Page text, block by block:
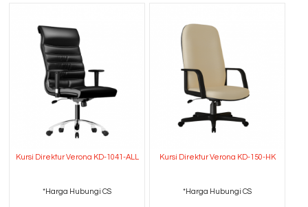
Kursi Direktur Verona KD-1041-ALL
*Harga Hubungi CS
Kursi Direktur Verona KD-150-HK
*Harga Hubungi CS